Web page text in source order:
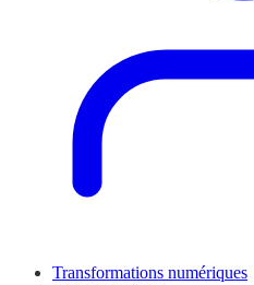
Transformations numériques